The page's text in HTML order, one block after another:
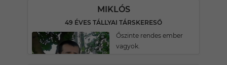
MIKLÓS
49 ÉVES TÁLLYAI TÁRSKERESŐ
Őszinte rendes ember
vagyok.